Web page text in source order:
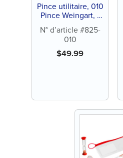
Pince utilitaire, 010
Pince Weingart, 1
N° d’article #825-
010
$49.99